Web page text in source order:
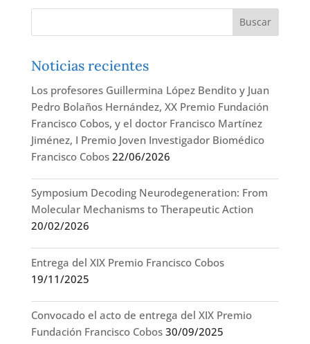
Noticias recientes
Los profesores Guillermina López Bendito y Juan
Pedro Bolaños Hernández, XX Premio Fundación
Francisco Cobos, y el doctor Francisco Martínez
Jiménez, I Premio Joven Investigador Biomédico
Francisco Cobos 22/06/2026
Symposium Decoding Neurodegeneration: From
Molecular Mechanisms to Therapeutic Action
20/02/2026
Entrega del XIX Premio Francisco Cobos
19/11/2025
Convocado el acto de entrega del XIX Premio
Fundación Francisco Cobos 30/09/2025